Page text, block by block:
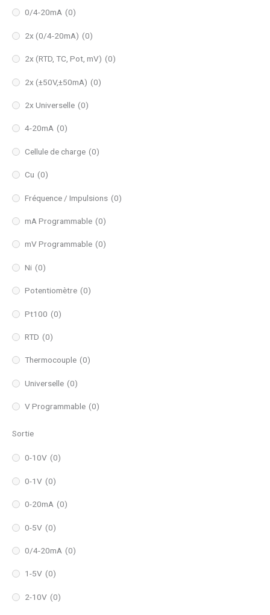
0/4-20mA (0)
2x (0/4-20mA) (0)
2x (RTD, TC, Pot, mV) (0)
2x (±50V,±50mA) (0)
2x Universelle (0)
4-20mA (0)
Cellule de charge (0)
Cu (0)
Fréquence / Impulsions (0)
mA Programmable (0)
mV Programmable (0)
Ni (0)
Potentiomètre (0)
Pt100 (0)
RTD (0)
Thermocouple (0)
Universelle (0)
V Programmable (0)
Sortie
0-10V (0)
0-1V (0)
0-20mA (0)
0-5V (0)
0/4-20mA (0)
1-5V (0)
2-10V (0)